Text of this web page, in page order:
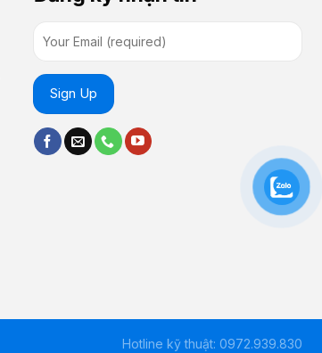
Hotline kỹ thuật: 0972.939.830